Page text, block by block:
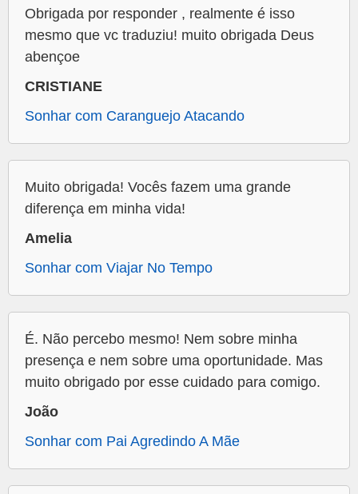
Obrigada por responder , realmente é isso
mesmo que vc traduziu! muito obrigada Deus
abençoe
CRISTIANE
Sonhar com Caranguejo Atacando
Muito obrigada! Vocês fazem uma grande
diferença em minha vida!
Amelia
Sonhar com Viajar No Tempo
É. Não percebo mesmo! Nem sobre minha
presença e nem sobre uma oportunidade. Mas
muito obrigado por esse cuidado para comigo.
João
Sonhar com Pai Agredindo A Mãe